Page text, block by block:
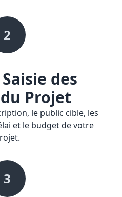
2
des
Projet
le public cible, les
et le budget de votre
3